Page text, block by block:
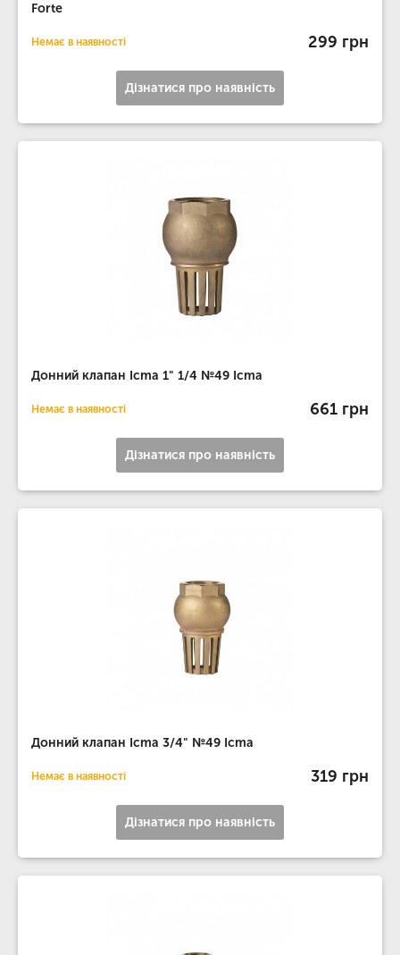
Forte
Немає в наявності 299 грн
Дізнатися про наявність
Донний клапан Icma 1" 1/4 №49 Icma
Немає в наявності 661 грн
Дізнатися про наявність
Донний клапан Icma 3/4" №49 Icma
Немає в наявності 319 грн
Дізнатися про наявність